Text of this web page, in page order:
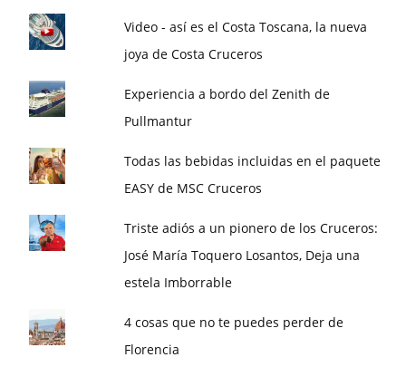
Video - así es el Costa Toscana, la nueva
joya de Costa Cruceros
Experiencia a bordo del Zenith de
Pullmantur
Todas las bebidas incluidas en el paquete
EASY de MSC Cruceros
Triste adiós a un pionero de los Cruceros:
José María Toquero Losantos, Deja una
estela Imborrable
4 cosas que no te puedes perder de
Florencia